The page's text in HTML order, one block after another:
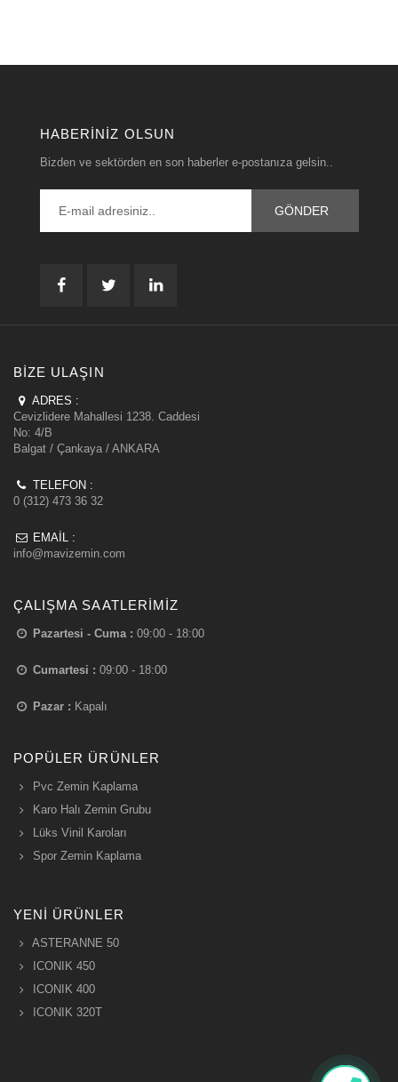
HABERINIZ OLSUN
Bizden ve sektörden en son haberler e-postanıza gelsin..
BIZE ULAŞIN
ADRES :
Cevizlidere Mahallesi 1238. Caddesi
No: 4/B
Balgat / Çankaya / ANKARA
TELEFON :
0 (312) 473 36 32
EMAIL :
info@mavizemin.com
ÇALIŞMA SAATLERIMIZ
Pazartesi - Cuma : 09:00 - 18:00
Cumartesi : 09:00 - 18:00
Pazar : Kapalı
POPÜLER ÜRÜNLER
Pvc Zemin Kaplama
Karo Halı Zemin Grubu
Lüks Vinil Karoları
Spor Zemin Kaplama
YENI ÜRÜNLER
ASTERANNE 50
ICONIK 450
ICONIK 400
ICONIK 320T